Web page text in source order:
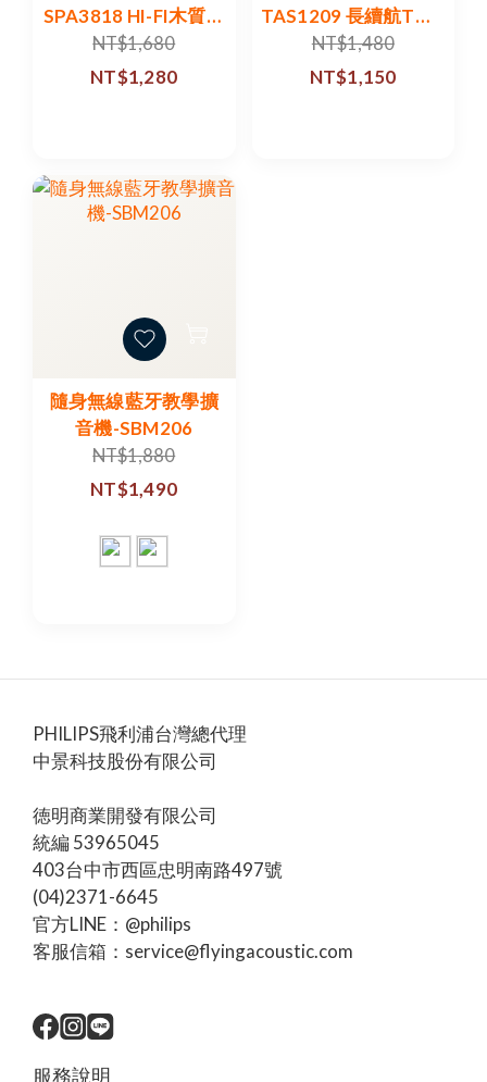
SPA3818 HI-FI木質立
體環繞藍牙電腦音箱
｜聲活 就此放大
NT$1,680
NT$1,280
TAS1209 長續航TWS
串聯無線藍牙5.3喇叭
｜音樂 無所不在
NT$1,480
NT$1,150
隨身無線藍牙教學擴
音機-SBM206
NT$1,880
NT$1,490
PHILIPS飛利浦台灣總代理
中景科技股份有限公司
徳明商業開發有限公司
統編 53965045
403台中市西區忠明南路497號
(04)2371-6645
官方LINE：@philips
客服信箱：service@flyingacoustic.com
服務說明